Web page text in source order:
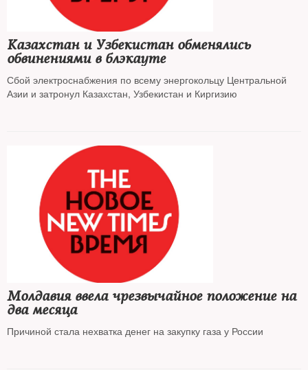
Казахстан и Узбекистан обменялись
обвинениями в блэкауте
Сбой электроснабжения по всему энергокольцу Центральной
Азии и затронул Казахстан, Узбекистан и Киргизию
Молдавия ввела чрезвычайное положение на
два месяца
Причиной стала нехватка денег на закупку газа у России